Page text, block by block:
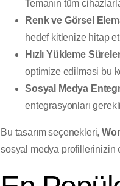
Temanın tüm
Renk ve Görsel
hedef kitlenize hitap
Hızlı Yükleme
optimize edilməsi bu
Sosyal Medya
entegrasyonları
Bu tasarım seçenekleri,
sosyal medya profillerinizin